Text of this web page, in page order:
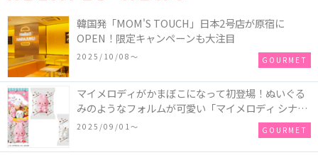
韓国発「MOM'S TOUCH」日本2号店が原宿に
OPEN！限定キャンペーンも大注目
2025/10/08〜 GOURMET
マイメロディがかまぼこになって初登場！ぬいぐる
みのようなフォルムが可愛い「マイメロディ シナモ
ロール かまぼこ」が新発売
2025/09/01〜 GOURMET